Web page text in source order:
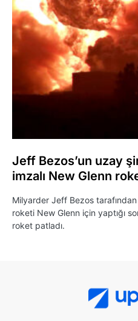
Jeff Bezos’un uzay
imzalı New Glenn
Milyarder Jeff Bezos
roketi New Glenn için yaptığı
roket patladı.